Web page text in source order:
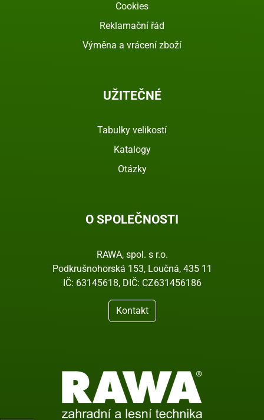
Cookies
Reklamační řád
Výměna a vrácení zboží
UŽITEČNÉ
Tabulky velikostí
Katalogy
Otázky
O SPOLEČNOSTI
RAWA, spol. s r.o.
Podkrušnohorská 153, Loučná, 435 11
IČ: 63145618, DIČ: CZ631456186
Kontakt